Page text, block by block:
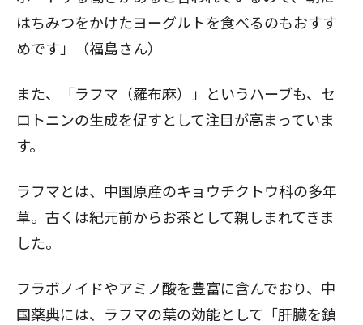
はちみつをかけたヨーグルトを食べるのもおすす
めです」（福島さん）
また、「ラフマ（羅布麻）」というハーブも、セ
ロトニンの生成を促すとして注目が高まっていま
す。
ラフマとは、中国原産のキョウチクトウ科の多年
草。古くは紀元前からお茶として親しまれてきま
した。
フラボノイドやアミノ酸を豊富に含んでおり、中
国薬典には、ラフマの葉の効能として「肝臓を鎮